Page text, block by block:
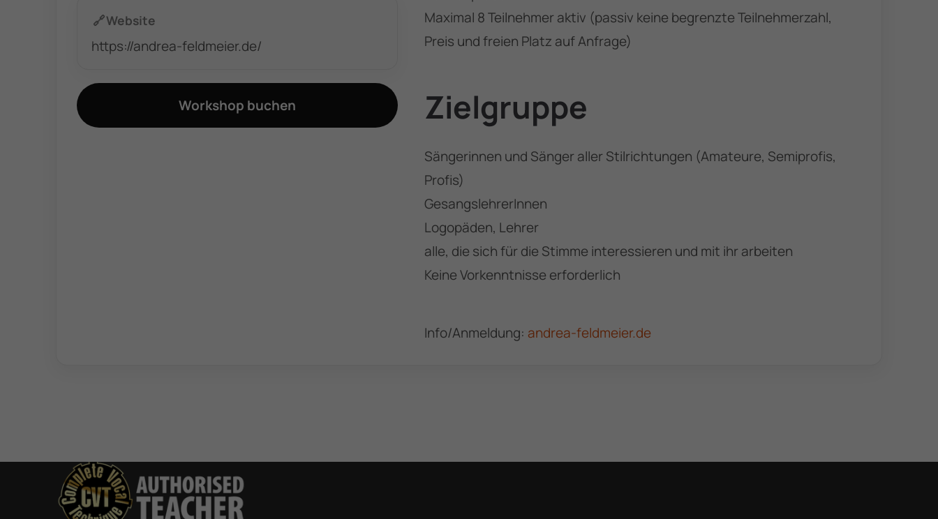
🔗Website
https://andrea-feldmeier.de/
Workshop buchen
Maximal 8 Teilnehmer aktiv (passiv keine begrenzte Teilnehmerzahl,
Preis und freien Platz auf Anfrage)
Zielgruppe
Sängerinnen und Sänger aller Stilrichtungen (Amateure, Semiprofis,
Profis)
GesangslehrerInnen
Logopäden, Lehrer
alle, die sich für die Stimme interessieren und mit ihr arbeiten
Keine Vorkenntnisse erforderlich
Info/Anmeldung: andrea-feldmeier.de
CVT - Institut
Kontakt